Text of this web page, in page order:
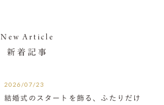
New Article
新着記事
2026/07/23
結婚式のスタートを飾る、ふたりだけ